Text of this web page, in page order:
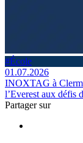
#École
01.07.2026
INOXTAG à
l’Everest aux défis
Partager sur